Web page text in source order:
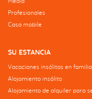
Profesionales
Casa mobile
SU ESTANCIA
Vacaciones insólitas en familia
Alojamiento insólito
Alojamiento de alquiler para